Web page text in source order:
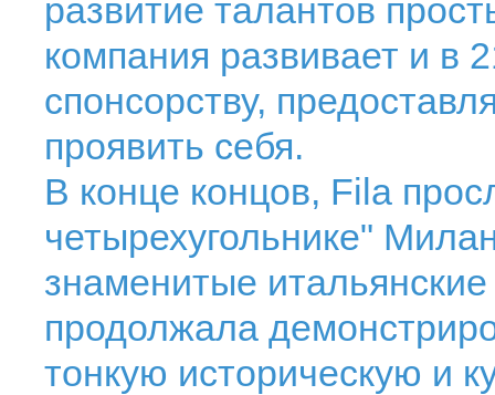
развитие талантов
компания развивает и в
спонсорству,
проявить себя.
В конце концов, Fila
четырехугольнике"
знаменитые
продолжала
тонкую историческую и